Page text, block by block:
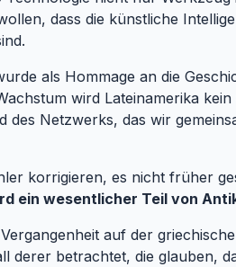
dass die künstliche
als Hommage an die
wird Lateinamerika
des Netzwerks, das wir
korrigieren, es nicht früher
ein wesentlicher Teil von
Vergangenheit auf der
derer betrachtet, die glauben,